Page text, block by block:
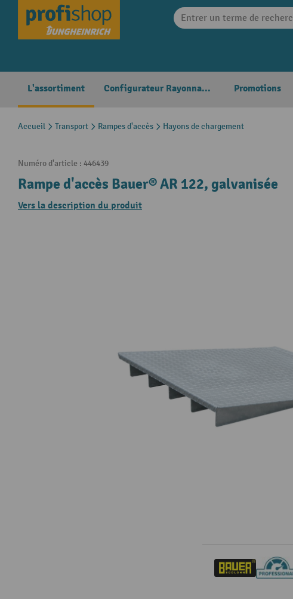
Skip to main navigation
L'assortiment Configurateur Rayonnages Promotions
Accueil Transport Rampes d'accès Hayons de chargement
Numéro d'article : 446439
Rampe d'accès Bauer® AR 122, galvanisée
Vers la description du produit